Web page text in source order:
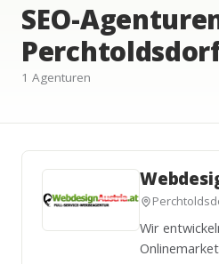
SEO-
1 Agenturen
Wir